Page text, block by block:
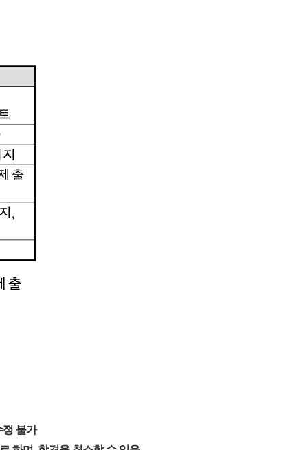
정 불가